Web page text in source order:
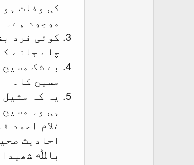
موجود ہے۔
کوئی فرد
چلے جانے
بے شک
مسیح کا۔
یہ کہ
ہی وہ
غلام احمد
احادیث
باﷲ شھیدا